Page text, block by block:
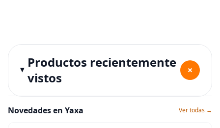
Productos recientemente
vistos
+
Novedades en Yaxa Ver todas →